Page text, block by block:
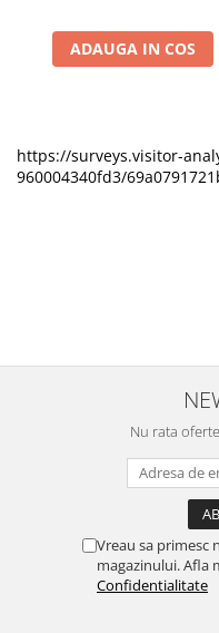
ADAUGA IN COS
https://surveys.visitor-
960004340fd3/
Nu rata
Vreau sa primesc
magazinului. Afla
Confidentialitate